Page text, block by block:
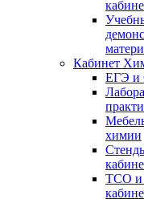
Кабинет
ЕГЭ и
химии
ТСО и